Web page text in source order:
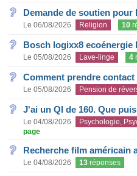
Demande de soutien pour
Le 06/08/2026 Religion 10
Bosch logixx8 ecoénergie
Le 05/08/2026 Lave-linge 4
Comment prendre contact
Le 05/08/2026 Pension de
J'ai un QI de 160. Que
Le 04/08/2026 Psychologie,
page
Recherche film américain
Le 04/08/2026 13 réponses